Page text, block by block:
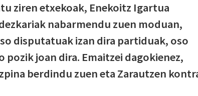
ziren etxekoak, Enekoitz Igartua
nabarmendu zuen moduan,
disputatuak izan dira partiduak, oso
joan dira. Emaitzei dagokienez,
berdindu zuen eta Zarautzen